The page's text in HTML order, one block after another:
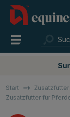
Start
Zusatzfutter für